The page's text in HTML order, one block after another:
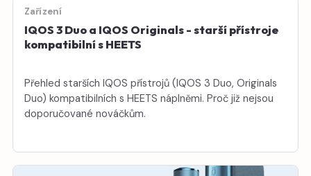
Zařízení
IQOS 3 Duo a IQOS Originals - starší přístroje
kompatibilní s HEETS
Přehled starších IQOS přístrojů (IQOS 3 Duo, Originals
Duo) kompatibilních s HEETS náplněmi. Proč již nejsou
doporučované nováčkům.